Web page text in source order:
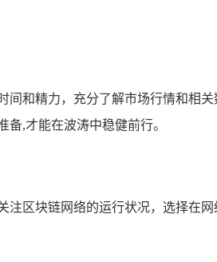
和精力，充分了解市场行情和相
,才能在波涛中稳健前行。
区块链网络的运行状况，选择在